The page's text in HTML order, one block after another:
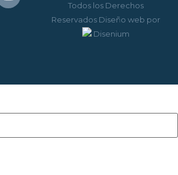
Todos los Derechos
Reservados Diseño web por
Disenium